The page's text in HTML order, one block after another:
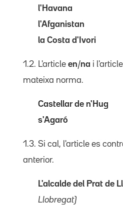
l'Havana
l'Afganistan
la Costa d'Ivori
1.2. L'article en/na i
mateixa norma.
Castellar de n'Hug
s'Agaró
1.3. Si cal, l'article es
anterior.
L'alcalde del Prat de
Llobregat)